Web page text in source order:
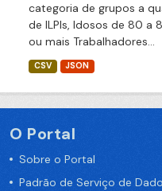
categoria de grupos a
de ILPIs, Idosos de 80 a
ou mais Trabalhadores...
CSV JSON
O Portal
Sobre o Portal
Padrão de Serviço de